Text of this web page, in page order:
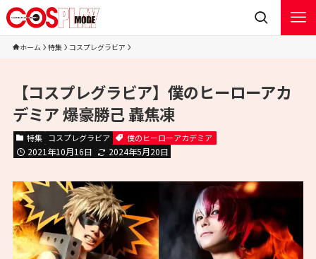
ホーム 特集 コスプレグラビア
【コスプレグラビア】僕のヒーローアカ
デミア 爆豪勝己 轟焦凍
特集 コスプレグラビア 僕のヒーローアカデミア
2021年10月16日 2024年5月20日